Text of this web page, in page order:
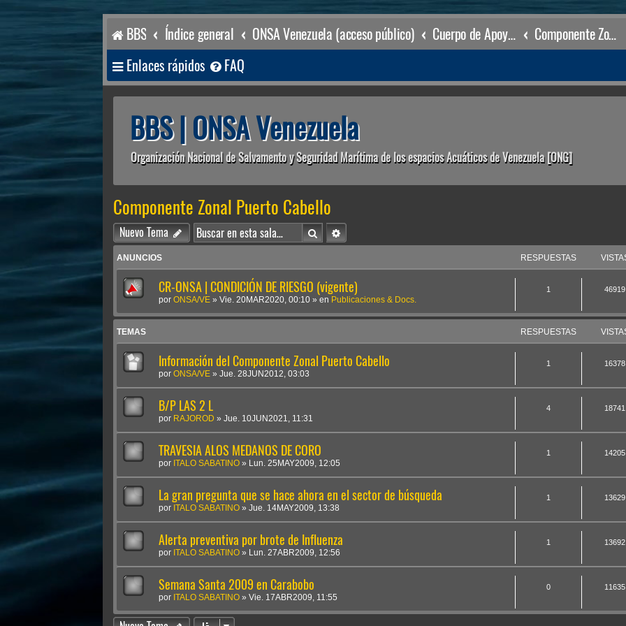
BBS Índice general ONSA Venezuela (acceso público) Cuerpo de Apoyo & Salvamento Marítimo (órgano operacional) Componente Zonal Puerto Cabello
Enlaces rápidos FAQ
BBS | ONSA Venezuela
Organización Nacional de Salvamento y Seguridad Marítima de los espacios Acuáticos de Venezuela [ONG]
Componente Zonal Puerto Cabello
Nuevo Tema BuscarBúsqueda avanzada
ANUNCIOS RESPUESTAS
CR-ONSA | CONDICIÓN DE RIESGO (vigente)
por ONSA/VE » Vie. 20MAR2020, 00:10 » en Publicaciones & Docs.
1 46919
TEMAS RESPUESTAS
Información del Componente Zonal Puerto Cabello
por ONSA/VE » Jue. 28JUN2012, 03:03
1 16378
B/P LAS 2 L
por RAJOROD » Jue. 10JUN2021, 11:31
4 18741
TRAVESIA ALOS MEDANOS DE CORO
por ITALO SABATINO » Lun. 25MAY2009, 12:05
1 14205
La gran pregunta que se hace ahora en el sector de búsqueda
por ITALO SABATINO » Jue. 14MAY2009, 13:38
1 13629
Alerta preventiva por brote de Influenza
por ITALO SABATINO » Lun. 27ABR2009, 12:56
1 13692
Semana Santa 2009 en Carabobo
por ITALO SABATINO » Vie. 17ABR2009, 11:55
0 11635